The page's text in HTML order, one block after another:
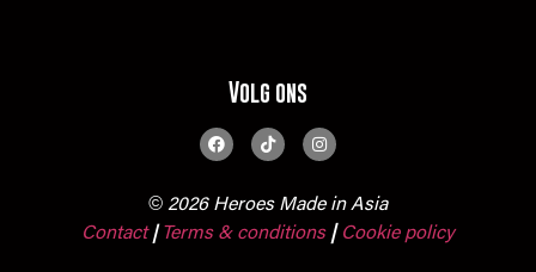
Volg ons
© 2026 Heroes Made in Asia
Contact | Terms & conditions | Cookie policy